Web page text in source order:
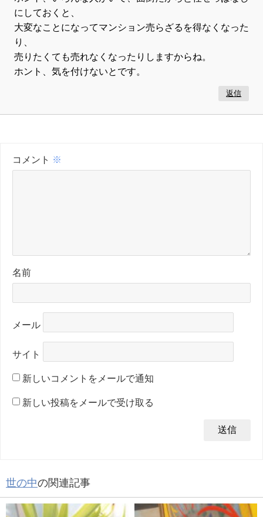
にしておくと、
大変なことになってマンション売らざるを得なくなった
り、
売りたくても売れなくなったりしますからね。
ホント、気を付けないとです。
返信
コメント ※
名前
メール
サイト
新しいコメントをメールで通知
新しい投稿をメールで受け取る
世の中の関連記事